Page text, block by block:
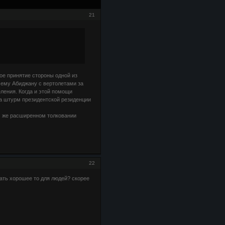
21
принятие стороны одной из
Абиджану с вертолетами за
Когда и этой помощи
штурм президентской резиденции
расширенном толковании
22
хорошее то для людей? скорее